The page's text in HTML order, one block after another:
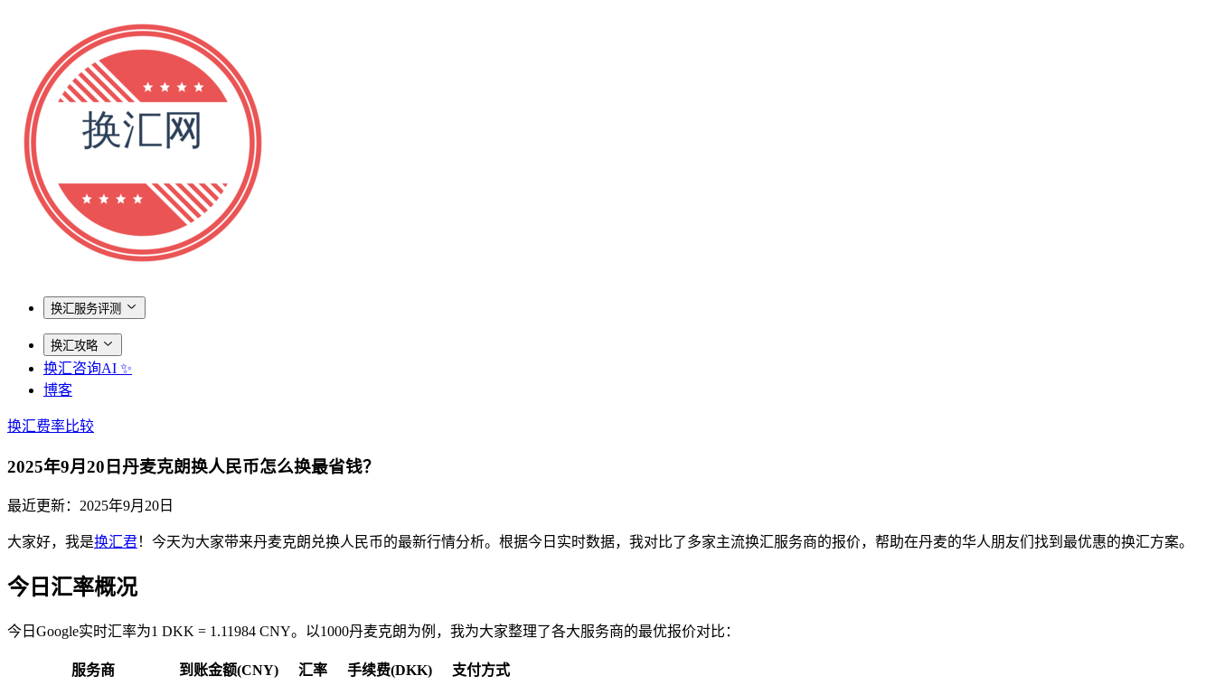
换汇服务评测
换汇攻略
换汇咨询AI ✨
博客
换汇费率比较
2025年9月20日丹麦克朗换人民币怎么换最省钱？
最近更新： 2025年9月20日
大家好，我是换汇君！今天为大家带来丹麦克朗兑换人民币的最新行情分析。根据今日实时数据，我对比了多家主流换汇服务商的报价，帮助在丹麦的华人朋友们找到最优惠的换汇方案。
今日汇率概况
今日Google实时汇率为1 DKK = 1.11984 CNY。以1000丹麦克朗为例，我为大家整理了各大服务商的最优报价对比：
服务商 到账金额(CNY) 汇率 手续费(DKK)
支付方式